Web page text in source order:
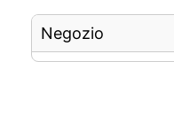
Negozio